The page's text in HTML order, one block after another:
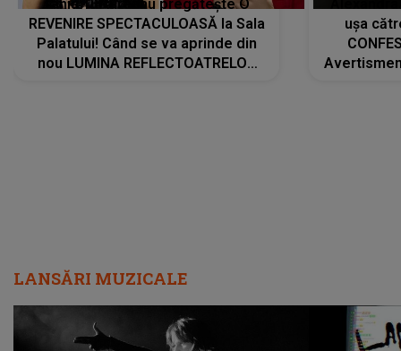
Tania Turtureanu pregătește O
REVENIRE SPECTACULOASĂ la Sala
Palatului! Când se va aprinde din
nou LUMINA REFLECTOATRELOR
ușa
LANSĂRI MUZICALE